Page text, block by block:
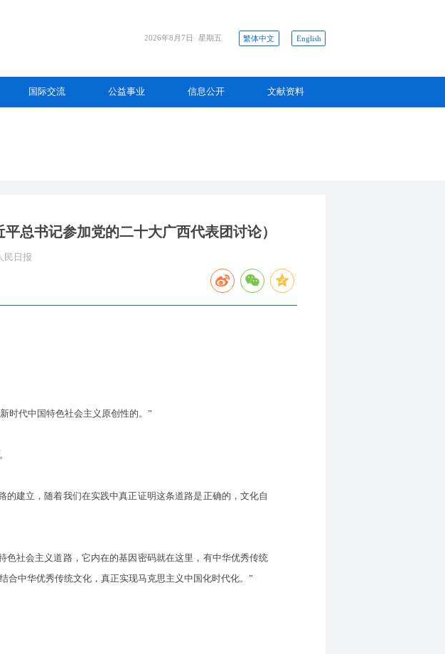
2026年8月7日 星期五 繁体中文 English
国际交流 公益事业 信息公开 文献资料
总书记参加党的二十大广西代表团讨论）
民日报
时代中国特色社会主义原创性的。”
建立，随着我们在实践中真正证明这条道路是正确的，文化自
社会主义道路，它内在的基因密码就在这里，有中华优秀传统
合中华优秀传统文化，真正实现马克思主义中国化时代化。”